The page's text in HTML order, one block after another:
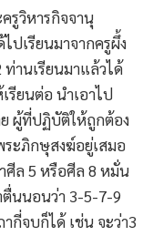
รูวิหารกิจจานุ
ปเรียนมาจากครูผึ้ง
ท่านเรียนมาแล้วได้
ยนต่อ นำเอาไป
ผู้ที่ปฏิบัติให้ถูกต้อง
ะภิกษุสงฆ์อยู่เสมอ
ศีล 5 หรือศีล 8 หมั่น
ตื่นนอนว่า 3-5-7-9
กี่จบก็ได้ เช่น จะว่า3